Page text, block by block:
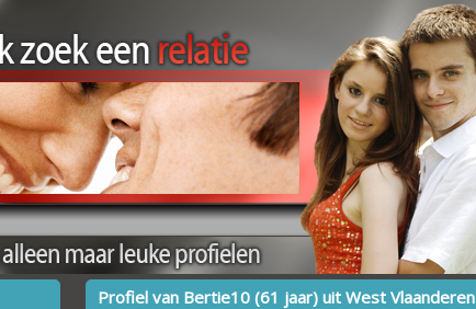
Profiel van Bertie10 (61 jaar) uit West Vlaanderen